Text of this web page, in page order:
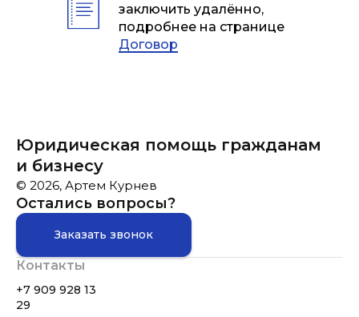
заключить удалённо,
подробнее на странице
Договор
Юридическая помощь гражданам
и бизнесу
© 2026, Артем Курнев
Остались вопросы?
Заказать звонок
Контакты
+7 909 928 13
29